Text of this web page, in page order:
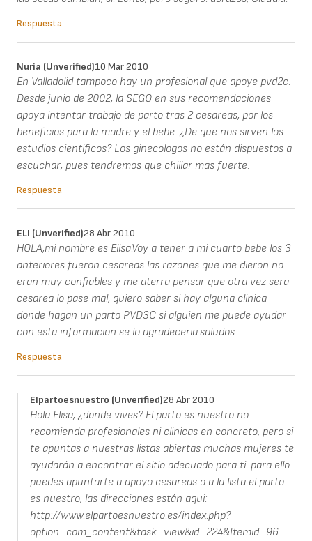
Respuesta
Nuria (unverified)10 Mar 2010
En Valladolid tampoco hay un profesional que apoye pvd2c.
Desde junio de 2002, la SEGO en sus recomendaciones
apoya intentar trabajo de parto tras 2 cesareas, por los
beneficios para la madre y el bebe. ¿De que nos sirven los
estudios cientificos? Los ginecologos no están dispuestos a
escuchar, pues tendremos que chillar mas fuerte.
Respuesta
ELI (unverified)28 Abr 2010
HOLA,mi nombre es Elisa.Voy a tener a mi cuarto bebe los 3
anteriores fueron cesareas las razones que me dieron no
eran muy confiables y me aterra pensar que otra vez sera
cesarea lo pase mal, quiero saber si hay alguna clinica
donde hagan un parto PVD3C si alguien me puede ayudar
con esta informacion se lo agradeceria.saludos
Respuesta
Elpartoesnuestro (unverified)28 Abr 2010
Hola Elisa, ¿donde vives? El parto es nuestro no
recomienda profesionales ni clinicas en concreto, pero si
te apuntas a nuestras listas abiertas muchas mujeres te
ayudarán a encontrar el sitio adecuado para ti. para ello
puedes apuntarte a apoyo cesareas o a la lista el parto
es nuestro, las direcciones están aqui:
http://www.elpartoesnuestro.es/index.php?
option=com_content&task=view&id=224&Itemid=96